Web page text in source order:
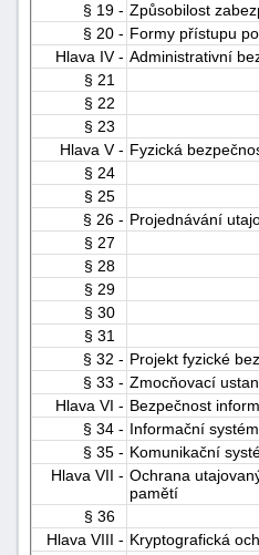
§ 19 - Způsobilost
§ 20 - Formy přístupu
Hlava IV - Administrativní
§ 21
§ 22
§ 23
Hlava V - Fyzická
§ 24
§ 25
§ 26 - Projednávání
§ 27
§ 28
§ 29
§ 30
§ 31
§ 32 - Projekt fyzické
§ 33 - Zmocňovací
Hlava VI - Bezpečnost
§ 34 - Informační systém
§ 35 - Komunikační
Hlava VII - Ochrana
pamětí
§ 36
Hlava VIII - Kryptografická